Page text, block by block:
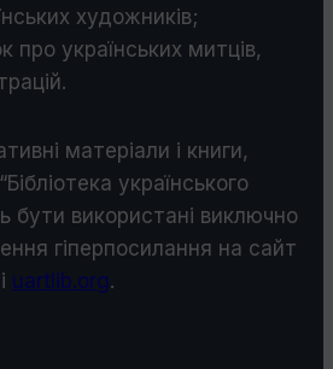
художників;
про українських митців,
матеріали і книги,
українського
бути використані виключно
гіперпосилання на сайт
uartlib.org.